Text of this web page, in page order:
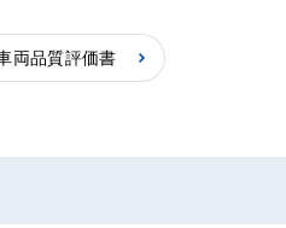
2.5点
の評
両品質評価書